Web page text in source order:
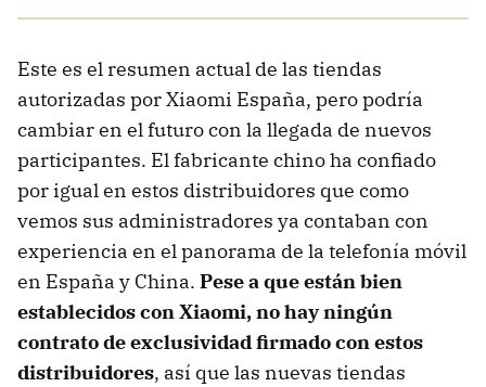
Este es el resumen actual de las tiendas
autorizadas por Xiaomi España, pero podría
cambiar en el futuro con la llegada de nuevos
participantes. El fabricante chino ha confiado
por igual en estos distribuidores que como
vemos sus administradores ya contaban con
experiencia en el panorama de la telefonía móvil
en España y China. Pese a que están bien
establecidos con Xiaomi, no hay ningún
contrato de exclusividad firmado con estos
distribuidores, así que las nuevas tiendas